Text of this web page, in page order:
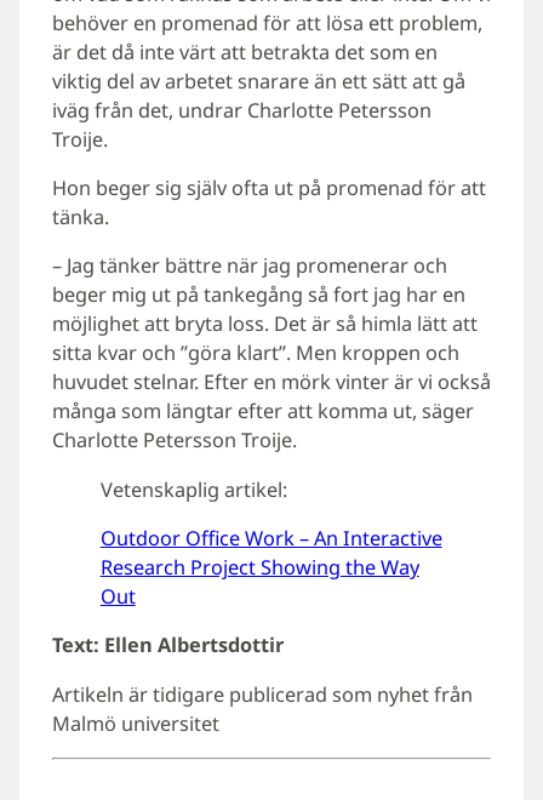
behöver en promenad för att lösa ett problem,
är det då inte värt att betrakta det som en
viktig del av arbetet snarare än ett sätt att gå
iväg från det, undrar Charlotte Petersson
Troije.
Hon beger sig själv ofta ut på promenad för att
tänka.
– Jag tänker bättre när jag promenerar och
beger mig ut på tankegång så fort jag har en
möjlighet att bryta loss. Det är så himla lätt att
sitta kvar och ”göra klart”. Men kroppen och
huvudet stelnar. Efter en mörk vinter är vi också
många som längtar efter att komma ut, säger
Charlotte Petersson Troije.
Vetenskaplig artikel:
Outdoor Office Work – An Interactive
Research Project Showing the Way
Out
Text: Ellen Albertsdottir
Artikeln är tidigare publicerad som nyhet från
Malmö universitet